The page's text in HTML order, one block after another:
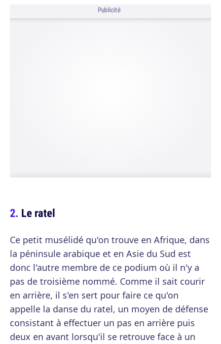
Publicité
Le ratel
Ce petit musélidé qu'on trouve en Afrique, dans
la péninsule arabique et en Asie du Sud est
donc l'autre membre de ce podium où il n'y a
pas de troisième nommé. Comme il sait courir
en arrière, il s'en sert pour faire ce qu'on
appelle la danse du ratel, un moyen de défense
consistant à effectuer un pas en arrière puis
deux en avant lorsqu'il se retrouve face à un